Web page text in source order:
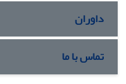
داوران
تماس با ما